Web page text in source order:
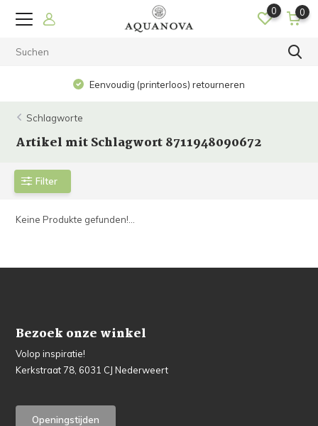
0 0
Eenvoudig (printerloos) retourneren
Schlagworte
Artikel mit Schlagwort 8711948090672
Filter
Keine Produkte gefunden!...
Bezoek onze winkel
Volop inspiratie!
Kerkstraat 78, 6031 CJ Nederweert
Openingstijden